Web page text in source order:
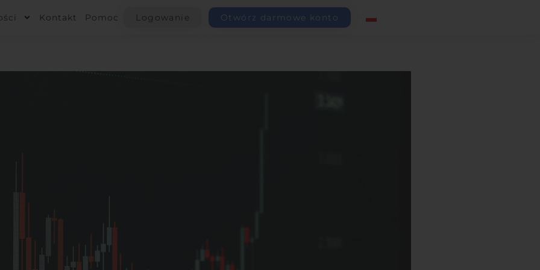
Kontakt Pomoc Logowanie Otwórz darmowe konto